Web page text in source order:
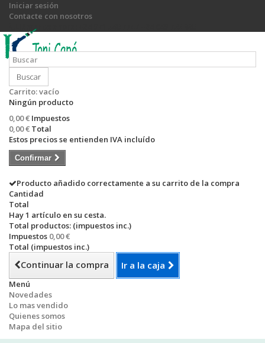
Iniciar sesión
Contacte con nosotros
Llámanos ahora:
Buscar
Carrito:vacío
Ningún producto
0,00 € Impuestos
0,00 € Total
Estos precios se entienden IVA incluído
Confirmar
Producto añadido correctamente a su carrito de la compra
Cantidad
Total
Hay 1 artículo en su cesta.
Total productos: (impuestos inc.)
Impuestos 0,00 €
Total (impuestos inc.)
Continuar la compra Ir a la caja
Menú
Novedades
Lo mas vendido
Quienes somos
Mapa del sitio